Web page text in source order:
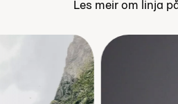
Les meir om linja